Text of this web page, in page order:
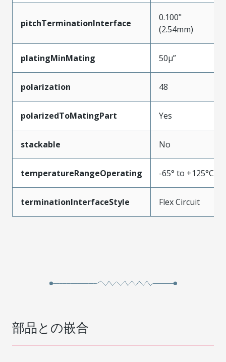
pitchTerminationInterface
0.100"
(2.54mm)
platingMinMating 50µ”
polarization 48
polarizedToMatingPart Yes
stackable No
temperatureRangeOperating -65° to +125°C
terminationInterfaceStyle Flex Circuit
部品との嵌合